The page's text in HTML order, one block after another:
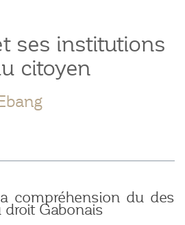
ses institutions
citoyen
compréhension du des
Gabonais